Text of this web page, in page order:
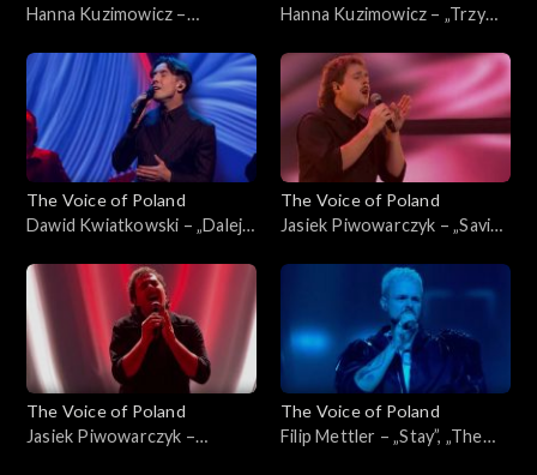
Hanna Kuzimowicz –
Voice of Poland”, Live 3, 22
listopada 2025
Hanna Kuzimowicz – „Trzy
Poland”, Live 3, 22 listopada
2025
The Voice of Poland
Dawid Kwiatkowski – „Dalej,
Live 3, 22 listopada 2025
The Voice of Poland
Jasiek Piwowarczyk – „Saving
Voice of Poland”, Live 3, 22
listopada 2025
The Voice of Poland
Jasiek Piwowarczyk –
The Voice of Poland
Filip Mettler – „Stay”, „The